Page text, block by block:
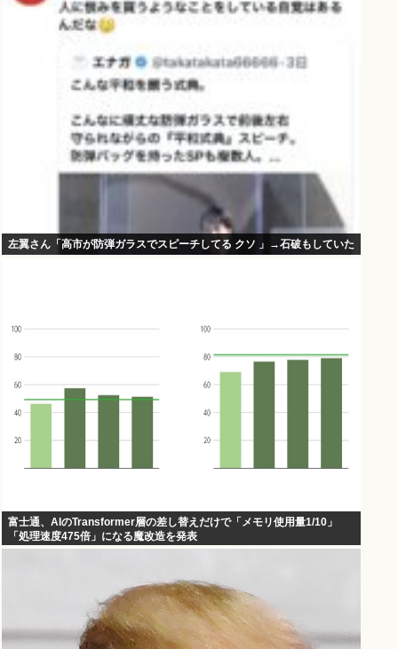
左翼さん「高市が防弾ガラスでスピーチしてる クソ 」→石破もしていた
富士通、AIのTransformer層の差し替えだけで「メモリ使用量1/10」
「処理速度475倍」になる魔改造を発表